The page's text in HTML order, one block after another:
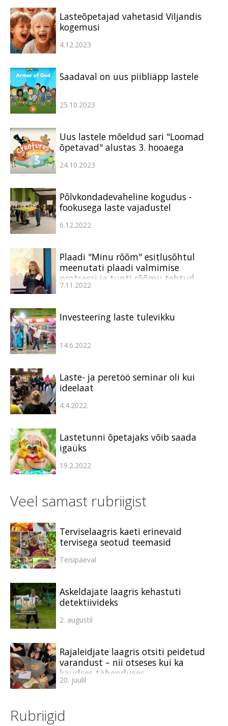
Lasteõpetajad vahetasid Viljandis
kogemusi
4.12.2023
Saadaval on uus piibliäpp lastele
25.10.2023
Uus lastele mõeldud sari "Loomad
õpetavad" alustas 3. hooaega
24.10.2023
Põlvkondadevaheline kogudus -
fookusega laste vajadustel
6.12.2022
Plaadi "Minu rõõm" esitlusõhtul
meenutati plaadi valmimise
protsessi ja tunti rõõmu tehtud
tööst
7.11.2022
Investeering laste tulevikku
14.6.2022
Laste- ja peretöö seminar oli kui
ideelaat
4.4.2022
Lastetunni õpetajaks võib saada
igaüks
19.2.2022
Veel samast rubriigist
Terviselaagris kaeti erinevaid
tervisega seotud teemasid
Teisipäeval
Askeldajate laagris kehastuti
detektiivideks
2. augustil
Rajaleidjate laagris otsiti peidetud
varandust – nii otseses kui ka
kaudses tähenduses
20. juulil
Rubriigid